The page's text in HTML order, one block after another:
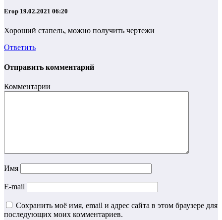
Егор 19.02.2021 06:20
Хороший стапель, можно получить чертежи
Ответить
Отправить комментарий
Комментарии
Имя
E-mail
Сохранить моё имя, email и адрес сайта в этом браузере для
последующих моих комментариев.